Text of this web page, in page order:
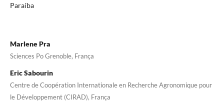
Paraíba
Marlene Pra
Sciences Po Grenoble, França
Eric Sabourin
Centre de Coopération Internationale en Recherche Agronomique pour
le Développement (CIRAD), França